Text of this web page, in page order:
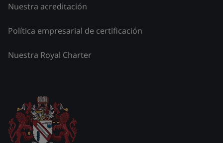
Nuestra acreditación
Política empresarial de certificación
Nuestra Royal Charter